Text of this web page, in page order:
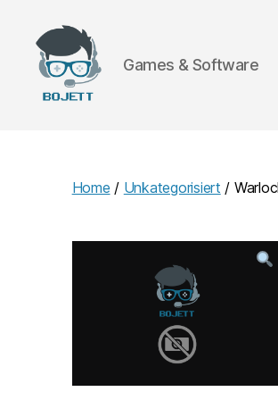
Games & Software
Home / Unkategorisiert /